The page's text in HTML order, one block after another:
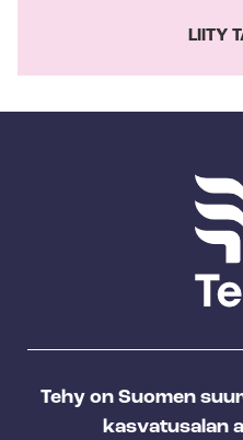
LIITY
Tehy on Suomen
kasvatusalan